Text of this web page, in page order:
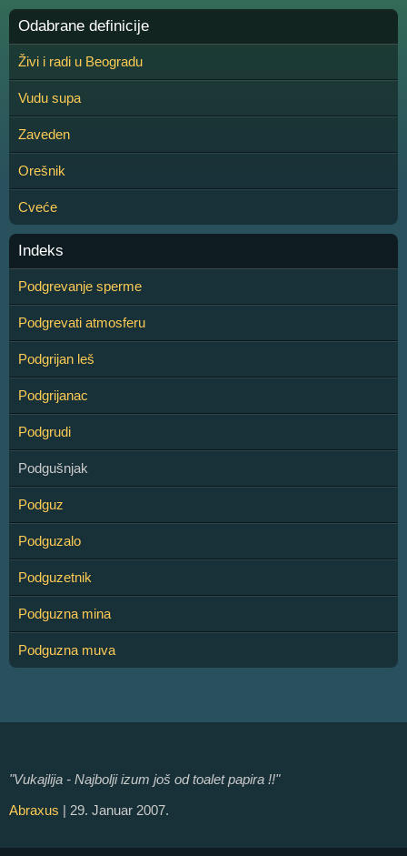
Odabrane definicije
Živi i radi u Beogradu
Vudu supa
Zaveden
Orešnik
Cveće
Indeks
Podgrevanje sperme
Podgrevati atmosferu
Podgrijan leš
Podgrijanac
Podgrudi
Podgušnjak
Podguz
Podguzalo
Podguzetnik
Podguzna mina
Podguzna muva
"Vukajlija - Najbolji izum još od toalet papira !!"
Abraxus | 29. Januar 2007.